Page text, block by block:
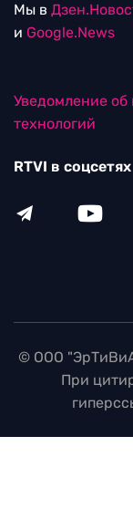
Мы в
и Google.News
Уведомление об
технологий
RTVI в соцсетях
© ООО
При